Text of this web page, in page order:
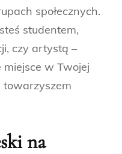
społecznych.
studentem,
czy artystą –
w Twojej
towarzyszem
na